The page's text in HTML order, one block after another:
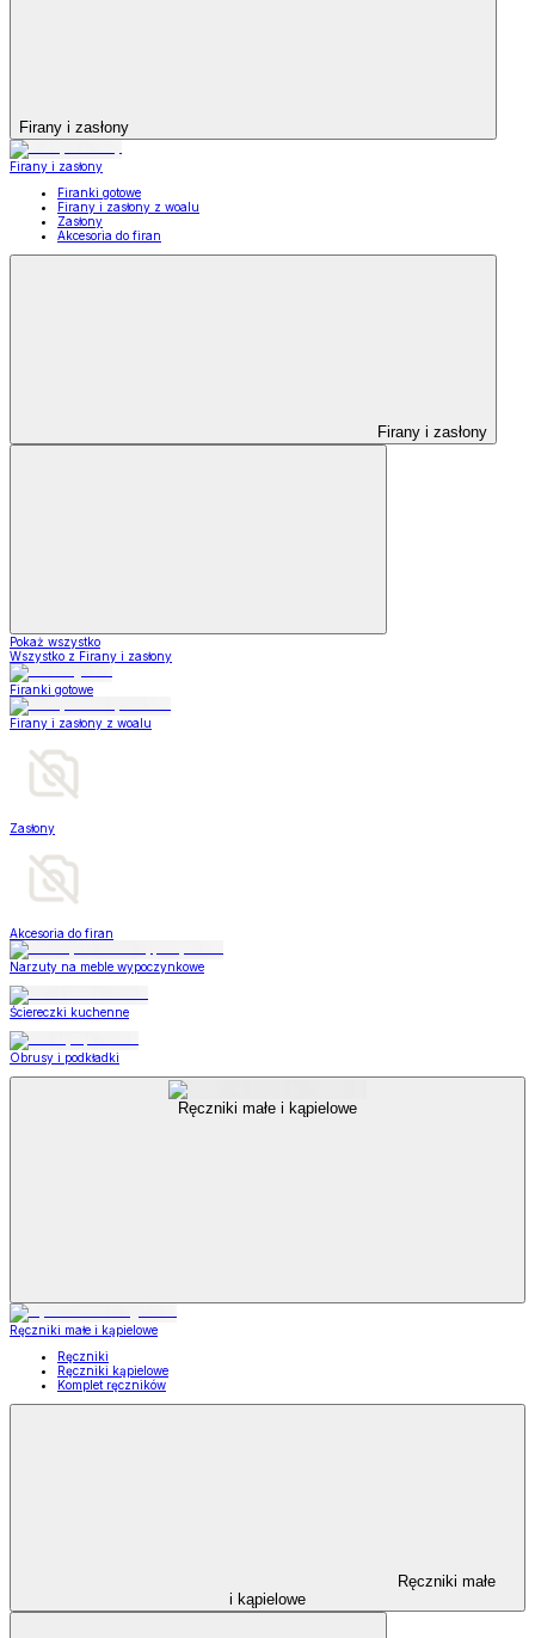
Firany i zasłony
Firany i zasłony
Firanki gotowe
Firany i zasłony z woalu
Zasłony
Akcesoria do firan
Firany i zasłony
Pokaż wszystko
Wszystko z Firany i zasłony
Firanki gotowe
Firany i zasłony z woalu
Zasłony
Akcesoria do firan
Narzuty na meble wypoczynkowe
Ściereczki kuchenne
Obrusy i podkładki
Ręczniki małe i kąpielowe
Ręczniki małe i kąpielowe
Ręczniki
Ręczniki kąpielowe
Komplet ręczników
Ręczniki małe
i kąpielowe